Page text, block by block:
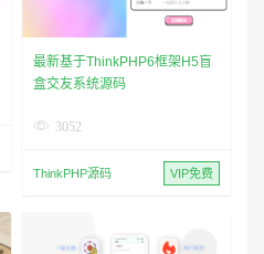
最新基于ThinkPHP6框架H5盲
盒交友系统源码
3052
ThinkPHP源码 VIP免费